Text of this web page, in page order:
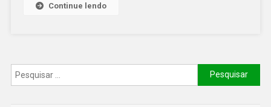
Continue lendo